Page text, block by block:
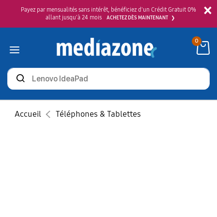
×
Payez par mensualités sans intérêt, bénéficiez d'un Crédit Gratuit 0%
allant jusqu'à 24 mois
ACHETEZ DÈS MAINTENANT
Rechercher
des
produits
0
Accueil Téléphones & Tablettes